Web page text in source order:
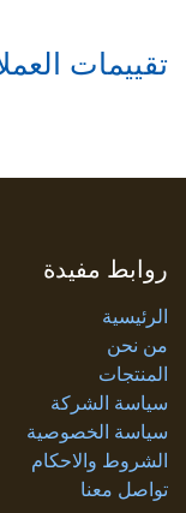
تقييمات
روابط مفيدة
الرئيسية
من نحن
المنتجات
سياسة الشركة
سياسة الخصوصية
الشروط والاحكام
تواصل معنا